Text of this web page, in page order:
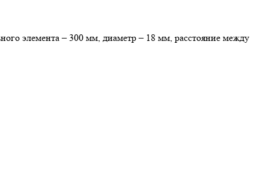
элемента – 300 мм, диаметр – 18 мм, расстояние между